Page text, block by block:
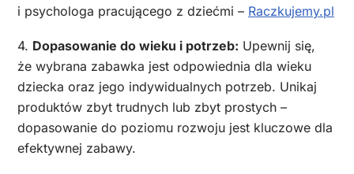
i psychologa pracującego z dziećmi – Raczkujemy.pl
4. Dopasowanie do wieku i potrzeb: Upewnij się,
że wybrana zabawka jest odpowiednia dla wieku
dziecka oraz jego indywidualnych potrzeb. Unikaj
produktów zbyt trudnych lub zbyt prostych –
dopasowanie do poziomu rozwoju jest kluczowe dla
efektywnej zabawy.